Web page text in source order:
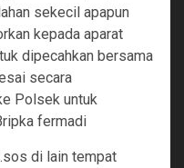
sekecil apapun
kepada aparat
dipecahkan bersama
secara
Polsek untuk
fermadi
di lain tempat